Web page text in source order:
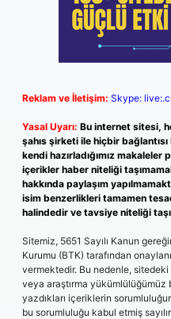
Reklam ve İletişim: Skype:
Yasal Uyarı: Bu internet sitesi,
şahıs şirketi ile hiçbir
kendi hazırladığımız makaleler
içerikler haber niteliği
hakkında paylaşım
isim benzerlikleri tamamen
halindedir ve tavsiye niteliği
Sitemiz, 5651 Sayılı Kanun
Kurumu (BTK) tarafından
vermektedir. Bu nedenle,
veya araştırma yükümlülüğümüz
yazdıkları içeriklerin
bu sorumluluğu kabul etmiş